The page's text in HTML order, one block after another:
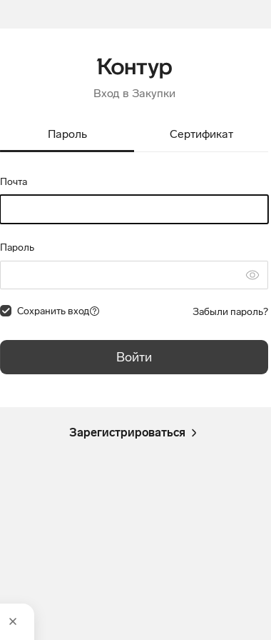
Вход в Закупки
Пароль Сертификат
Почта
Пароль
Сохранить вход Забыли пароль?
Войти
Зарегистрироваться